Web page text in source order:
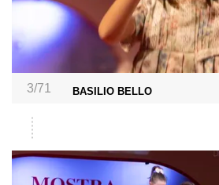
3/71 BASILIO BELLO